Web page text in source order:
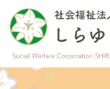
このページの本文へ